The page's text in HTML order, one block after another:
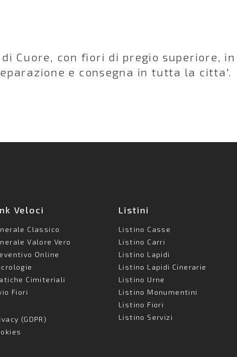
Cuore, con fiori di pregio superiore,
e consegna in tutta la citta'.
Veloci
Classico
Valore Vero
Online
Cimiteriali
Fiori
(GDPR)
Listini
Listino Casse
Listino Carri
Listino Lapidi
Listino Lapidi Cinerarie
Listino Urne
Listino Monumentini
Listino Fiori
Listino Servizi